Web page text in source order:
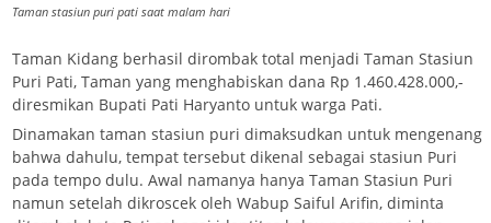
Taman stasiun puri pati saat malam hari
Taman Kidang berhasil dirombak total menjadi Taman Stasiun
Puri Pati, Taman yang menghabiskan dana Rp 1.460.428.000,-
diresmikan Bupati Pati Haryanto untuk warga Pati.
Dinamakan taman stasiun puri dimaksudkan untuk mengenang
bahwa dahulu, tempat tersebut dikenal sebagai stasiun Puri
pada tempo dulu. Awal namanya hanya Taman Stasiun Puri
namun setelah dikroscek oleh Wabup Saiful Arifin, diminta